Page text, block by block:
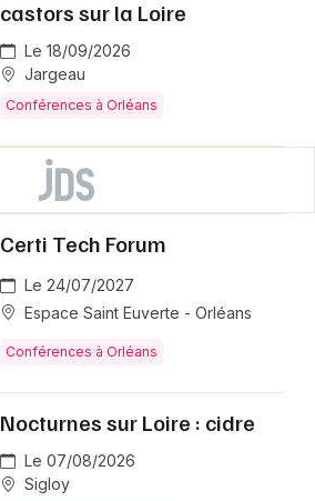
castors sur la Loire
Le 18/09/2026
Jargeau
Conférences à Orléans
Certi Tech Forum
Le 24/07/2027
Espace Saint Euverte - Orléans
Conférences à Orléans
Nocturnes sur Loire : cidre
Le 07/08/2026
Sigloy